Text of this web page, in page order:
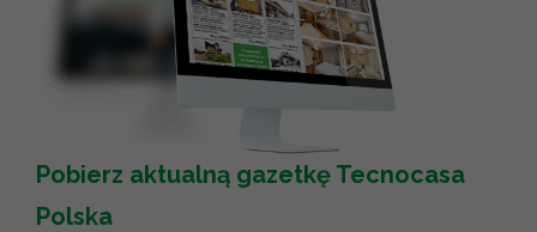
Pobierz aktualną gazetkę Tecnocasa
Polska